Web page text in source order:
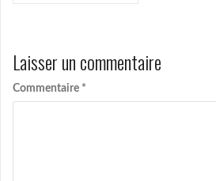
Laisser un commentaire
Commentaire *